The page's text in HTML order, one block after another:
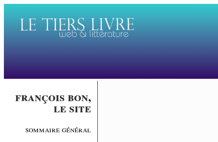
françois bon,
le site
sommaire général